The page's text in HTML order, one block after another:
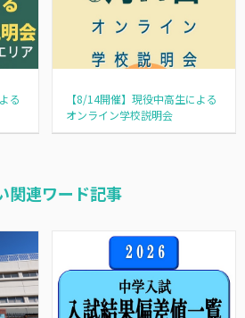
る
【8/14開催】現役中高生による
オンライン学校説明会
関連ワード記事